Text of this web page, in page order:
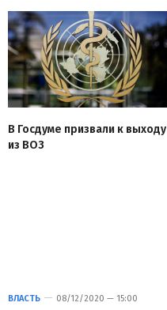
В Госдуме призвали к выходу
из ВОЗ
ВЛАСТЬ 08/12/2020 — 15:00